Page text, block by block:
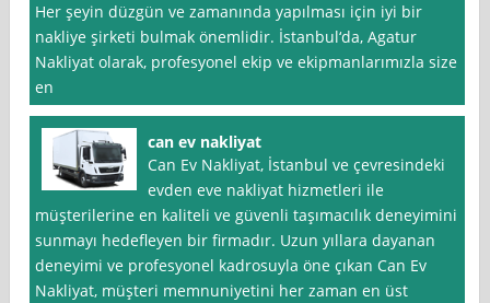
Her şeyin düzgün ve zamanında yapılması için iyi bir
nakliye şirketi bulmak önemlidir. İstanbul‘da, Agatur
Nakliyat olarak, profesyonel ekip ve ekipmanlarımızla size
en
can ev nakliyat
Can Ev Nakliyat, İstanbul ve çevresindeki
evden eve nakliyat hizmetleri ile
müşterilerine en kaliteli ve güvenli taşımacılık deneyimini
sunmayı hedefleyen bir firmadır. Uzun yıllara dayanan
deneyimi ve profesyonel kadrosuyla öne çıkan Can Ev
Nakliyat, müşteri memnuniyetini her zaman en üst